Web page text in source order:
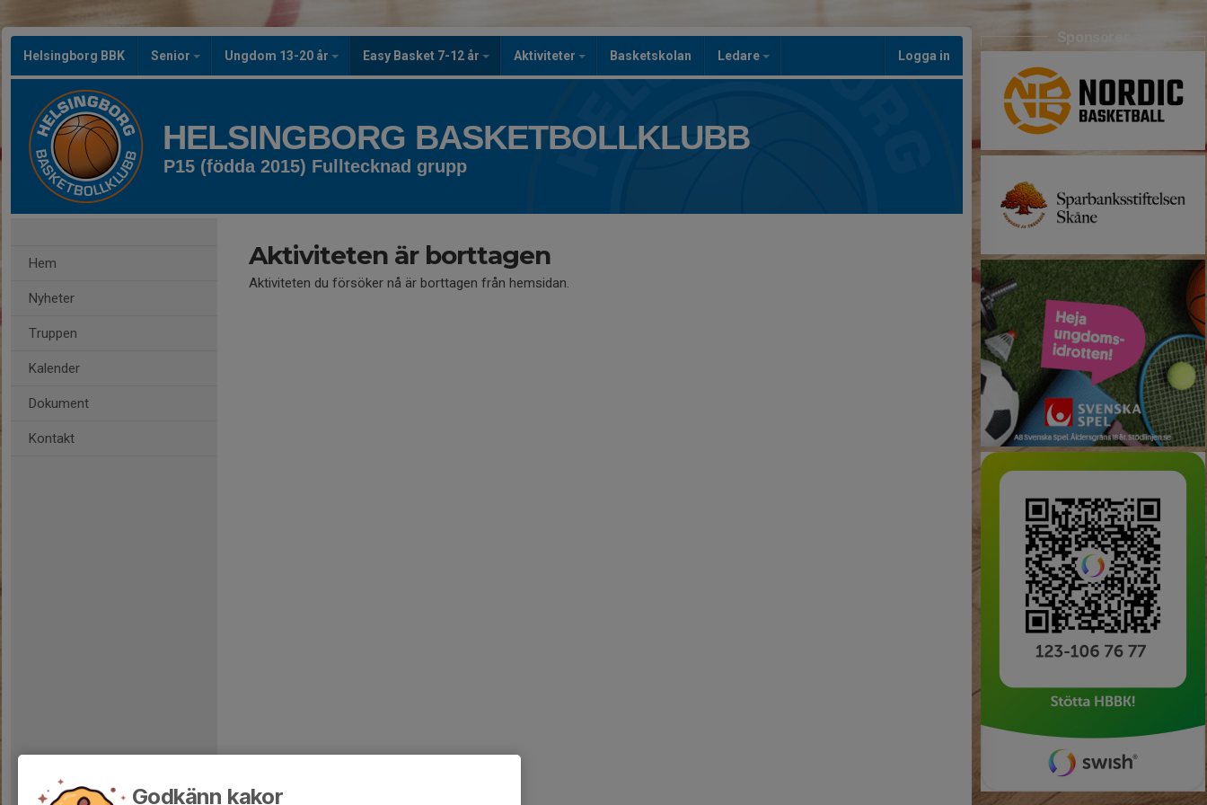
Helsingborg BBK Senior Ungdom 13-20 år Easy Basket 7-12 år Aktiviteter Basketskolan Ledare Logga in
HELSINGBORG BASKETBOLLKLUBB
P15 (födda 2015) Fulltecknad grupp
Hem
Nyheter
Truppen
Kalender
Dokument
Kontakt
Aktiviteten är borttagen
Aktiviteten du försöker nå är borttagen från hemsidan.
Sponsorer
Godkänn kakor